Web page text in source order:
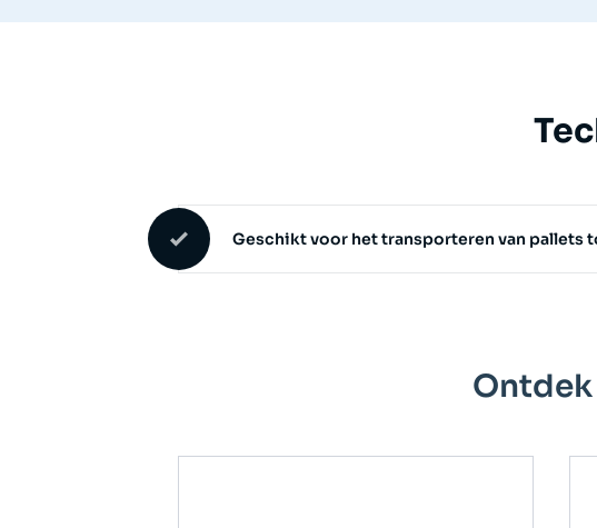
Geschikt voor het transporteren van pallets